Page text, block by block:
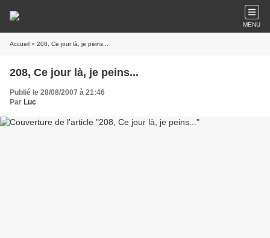
MENU
Accueil » 208, Ce jour là, je peins...
208, Ce jour là, je peins...
Publié le 28/08/2007 à 21:46
Par Luc